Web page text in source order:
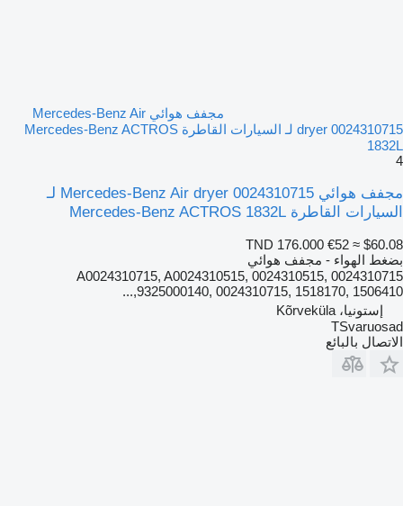
مجفف هوائي Mercedes-Benz Air
dryer 0024310715 لـ السيارات القاطرة Mercedes-Benz ACTROS
1832L
4
مجفف هوائي Mercedes-Benz Air dryer 0024310715 لـ
السيارات القاطرة Mercedes-Benz ACTROS 1832L
TND 176.000 €52 ≈ $60.08
بضغط الهواء - مجفف هوائي
0024310715 A0024310715, A0024310515, 0024310515,
9325000140, 0024310715, 1518170, 1506410,...
إستونيا، Kõrveküla
TSvaruosad
الاتصال بالبائع